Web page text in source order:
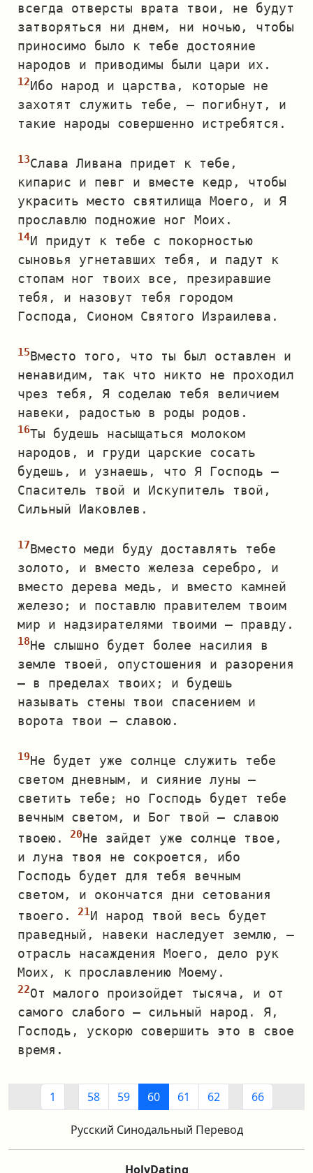
всегда отверсты врата твои, не будут
затворяться ни днем, ни ночью, чтобы
приносимо было к тебе достояние
народов и приводимы были цари их.
Ибо народ и царства, которые не
захотят служить тебе, — погибнут, и
такие народы совершенно истребятся.
Слава Ливана придет к тебе,
кипарис и певг и вместе кедр, чтобы
украсить место святилища Моего, и Я
прославлю подножие ног Моих.
И придут к тебе с покорностью
сыновья угнетавших тебя, и падут к
стопам ног твоих все, презиравшие
тебя, и назовут тебя городом
Господа, Сионом Святого Израилева.
Вместо того, что ты был оставлен и
ненавидим, так что никто не проходил
чрез тебя, Я соделаю тебя величием
навеки, радостью в роды родов.
Ты будешь насыщаться молоком
народов, и груди царские сосать
будешь, и узнаешь, что Я Господь —
Спаситель твой и Искупитель твой,
Сильный Иаковлев.
Вместо меди буду доставлять тебе
золото, и вместо железа серебро, и
вместо дерева медь, и вместо камней
железо; и поставлю правителем твоим
мир и надзирателями твоими — правду.
Не слышно будет более насилия в
земле твоей, опустошения и разорения
— в пределах твоих; и будешь
называть стены твои спасением и
ворота твои — славою.
Не будет уже солнце служить тебе
светом дневным, и сияние луны —
светить тебе; но Господь будет тебе
вечным светом, и Бог твой — славою
твоею.
Не зайдет уже солнце твое,
и луна твоя не сокроется, ибо
Господь будет для тебя вечным
светом, и окончатся дни сетования
твоего.
И народ твой весь будет
праведный, навеки наследует землю, —
отрасль насаждения Моего, дело рук
Моих, к прославлению Моему.
От малого произойдет тысяча, и от
самого слабого — сильный народ. Я,
Господь, ускорю совершить это в свое
время.
1 58 59 60 61 62 66
Русский Синодальный Перевод
HolyDating